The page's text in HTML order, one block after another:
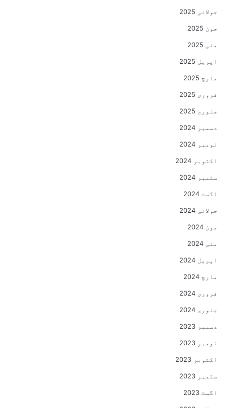
جولائی 2025
جون 2025
مئی 2025
اپریل 2025
مارچ 2025
فروری 2025
جنوری 2025
دسمبر 2024
نومبر 2024
اکتوبر 2024
ستمبر 2024
اگست 2024
جولائی 2024
جون 2024
مئی 2024
اپریل 2024
مارچ 2024
فروری 2024
جنوری 2024
دسمبر 2023
نومبر 2023
اکتوبر 2023
ستمبر 2023
اگست 2023